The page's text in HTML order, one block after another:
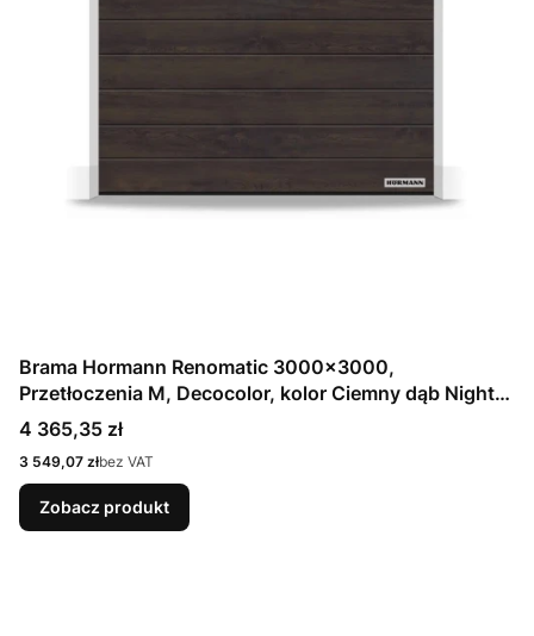
Brama Hormann Renomatic 3000x3000,
Przetłoczenia M, Decocolor, kolor Ciemny dąb Night
Oak + Prowadzenie N
Cena
4 365,35 zł
Cena
3 549,07 złbez VAT
Zobacz produkt